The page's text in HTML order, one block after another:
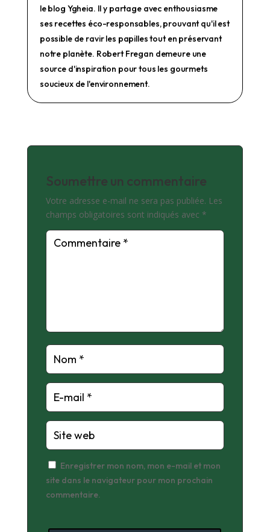
le blog Ygheia. Il y partage avec enthousiasme
ses recettes éco-responsables, prouvant qu'il est
possible de ravir les papilles tout en préservant
notre planète. Robert Fregan demeure une
source d'inspiration pour tous les gourmets
soucieux de l'environnement.
Soumettre un commentaire
Votre adresse e-mail ne sera pas publiée. Les
champs obligatoires sont indiqués avec *
Enregistrer mon nom, mon e-mail et mon
site dans le navigateur pour mon prochain
commentaire.